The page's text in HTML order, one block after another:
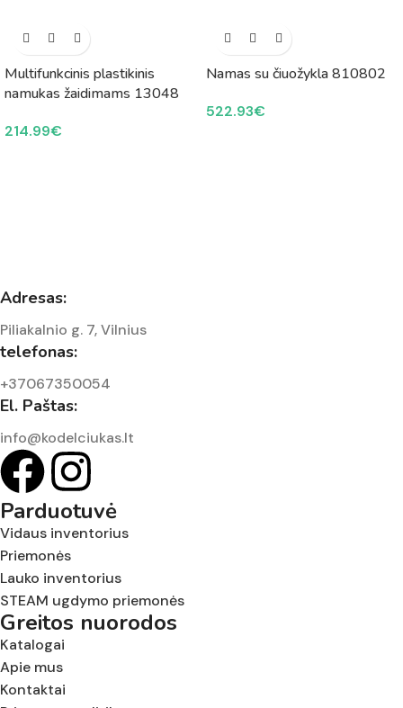
Multifunkcinis plastikinis
namukas žaidimams 13048
214.99€
Namas su čiuožykla 810802
522.93€
Adresas:
Piliakalnio g. 7, Vilnius
telefonas:
+37067350054
El. Paštas:
info@kodelciukas.lt
Parduotuvė
Vidaus inventorius
Priemonės
Lauko inventorius
STEAM ugdymo priemonės
Greitos nuorodos
Katalogai
Apie mus
Kontaktai